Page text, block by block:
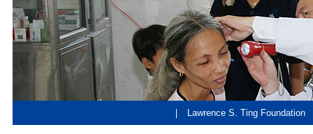
Lawrence S. Ting Foundation